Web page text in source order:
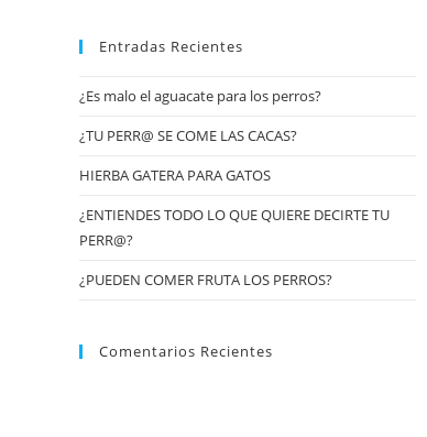
Entradas Recientes
¿Es malo el aguacate para los perros?
¿TU PERR@ SE COME LAS CACAS?
HIERBA GATERA PARA GATOS
¿ENTIENDES TODO LO QUE QUIERE DECIRTE TU
PERR@?
¿PUEDEN COMER FRUTA LOS PERROS?
Comentarios Recientes